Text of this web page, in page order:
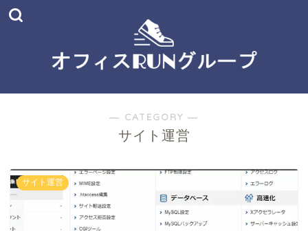
― CATEGORY ―
サイト運営
サイト運営